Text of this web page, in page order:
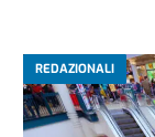
REDAZIONALI